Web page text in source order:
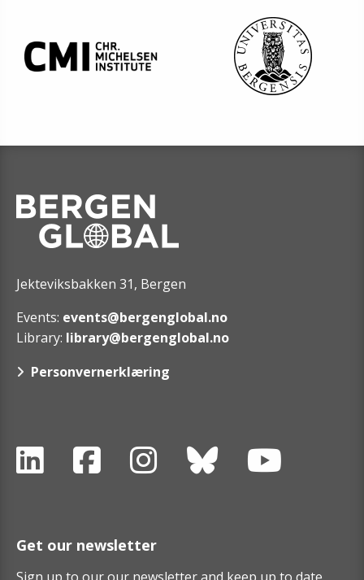
Jekteviksbakken 31, Bergen
Events: events@bergenglobal.no
Library: library@bergenglobal.no
Personvernerklæring
Get our newsletter